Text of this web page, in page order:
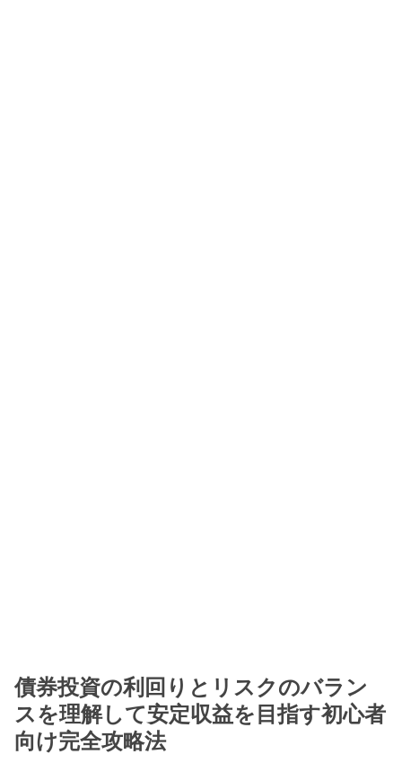
債券投資の利回りとリスクのバラン
スを理解して安定収益を目指す初心者
向け完全攻略法